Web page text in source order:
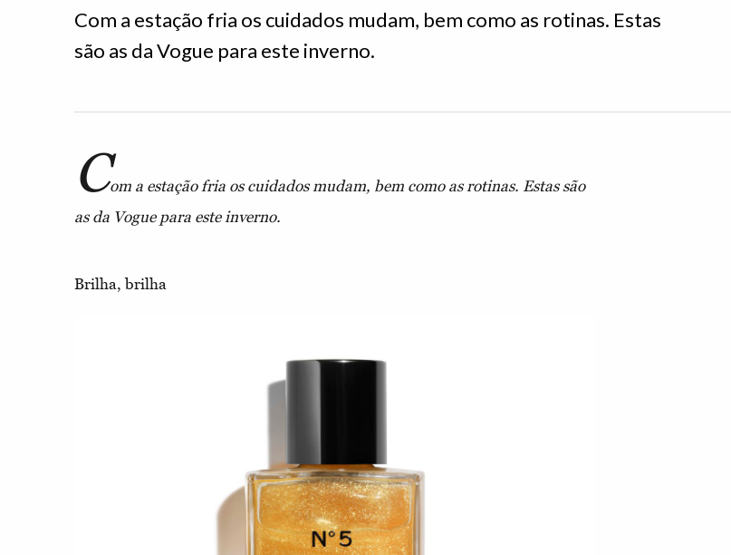
Com a estação fria os cuidados mudam, bem como as rotinas. Estas
são as da Vogue para este inverno.
Com a estação fria os cuidados mudam, bem como as rotinas. Estas são
as da Vogue para este inverno.
Brilha, brilha